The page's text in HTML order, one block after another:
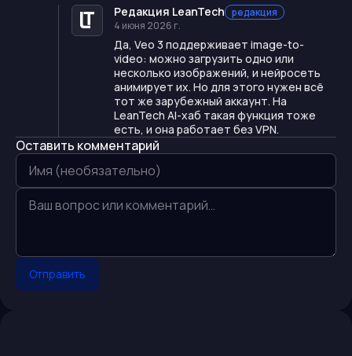
Редакция LeanTech редакция
4 июня 2026 г.
Да, Veo 3 поддерживает image-to-
video: можно загрузить одно или
несколько изображений, и нейросеть
анимирует их. Но для этого нужен всё
тот же зарубежный аккаунт. На
LeanTech AI-хаб такая функция тоже
есть, и она работает без VPN.
Оставить комментарий
Отправить